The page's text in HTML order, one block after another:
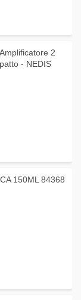
2
- NEDIS
150ML 84368